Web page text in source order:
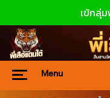
เข้กลุ่
Menu